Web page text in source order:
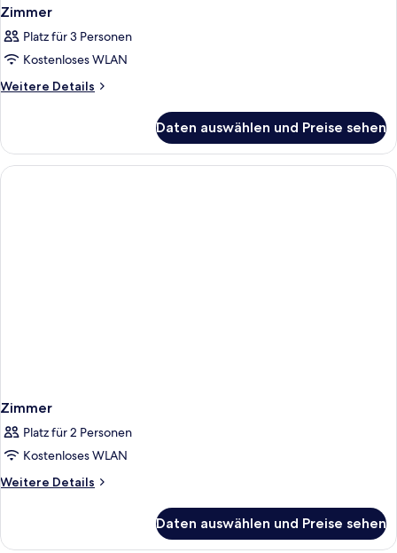
Zimmer
Platz für 3 Personen
Kostenloses WLAN
Weitere Details
Weitere
Daten auswählen und Preise sehen
Zimmer
Platz für 2 Personen
Kostenloses WLAN
Weitere Details
Weitere
Daten auswählen und Preise sehen